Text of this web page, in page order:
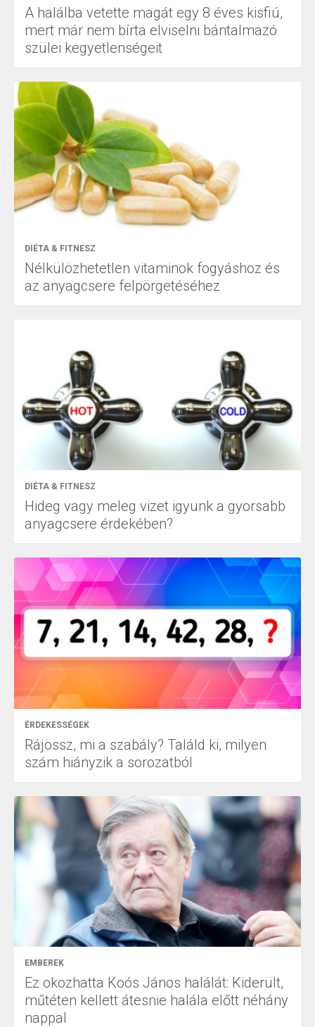
A halálba vetette magát egy 8 éves kisfiú,
mert már nem bírta elviselni bántalmazó
szülei kegyetlenségeit
DIÉTA & FITNESZ
Nélkülözhetetlen vitaminok fogyáshoz és
az anyagcsere felpörgetéséhez
DIÉTA & FITNESZ
Hideg vagy meleg vizet igyunk a gyorsabb
anyagcsere érdekében?
ÉRDEKESSÉGEK
Rájössz, mi a szabály? Találd ki, milyen
szám hiányzik a sorozatból
EMBEREK
Ez okozhatta Koós János halálát: Kiderült,
műtéten kellett átesnie halála előtt néhány
nappal